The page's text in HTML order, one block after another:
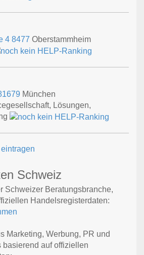
4 8477 Oberstammheim
München
Lösungen,
Schweiz
Schweizer Beratungsbranche,
Handelsregisterdaten:
Marketing, Werbung, PR und
basierend auf offiziellen